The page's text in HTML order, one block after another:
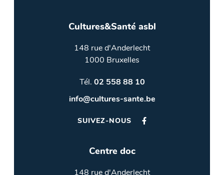
Cultures&Santé asbl
148 rue d'Anderlecht
1000 Bruxelles
Tél. 02 558 88 10
info@cultures-sante.be
SUIVEZ-NOUS
Centre doc
148 rue d'Anderlecht